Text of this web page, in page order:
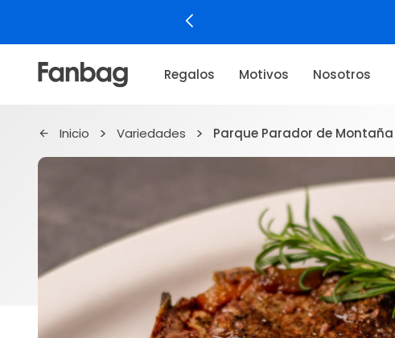
Regalos Motivos Nosotros
Inicio Variedades Parque Parador de Montaña